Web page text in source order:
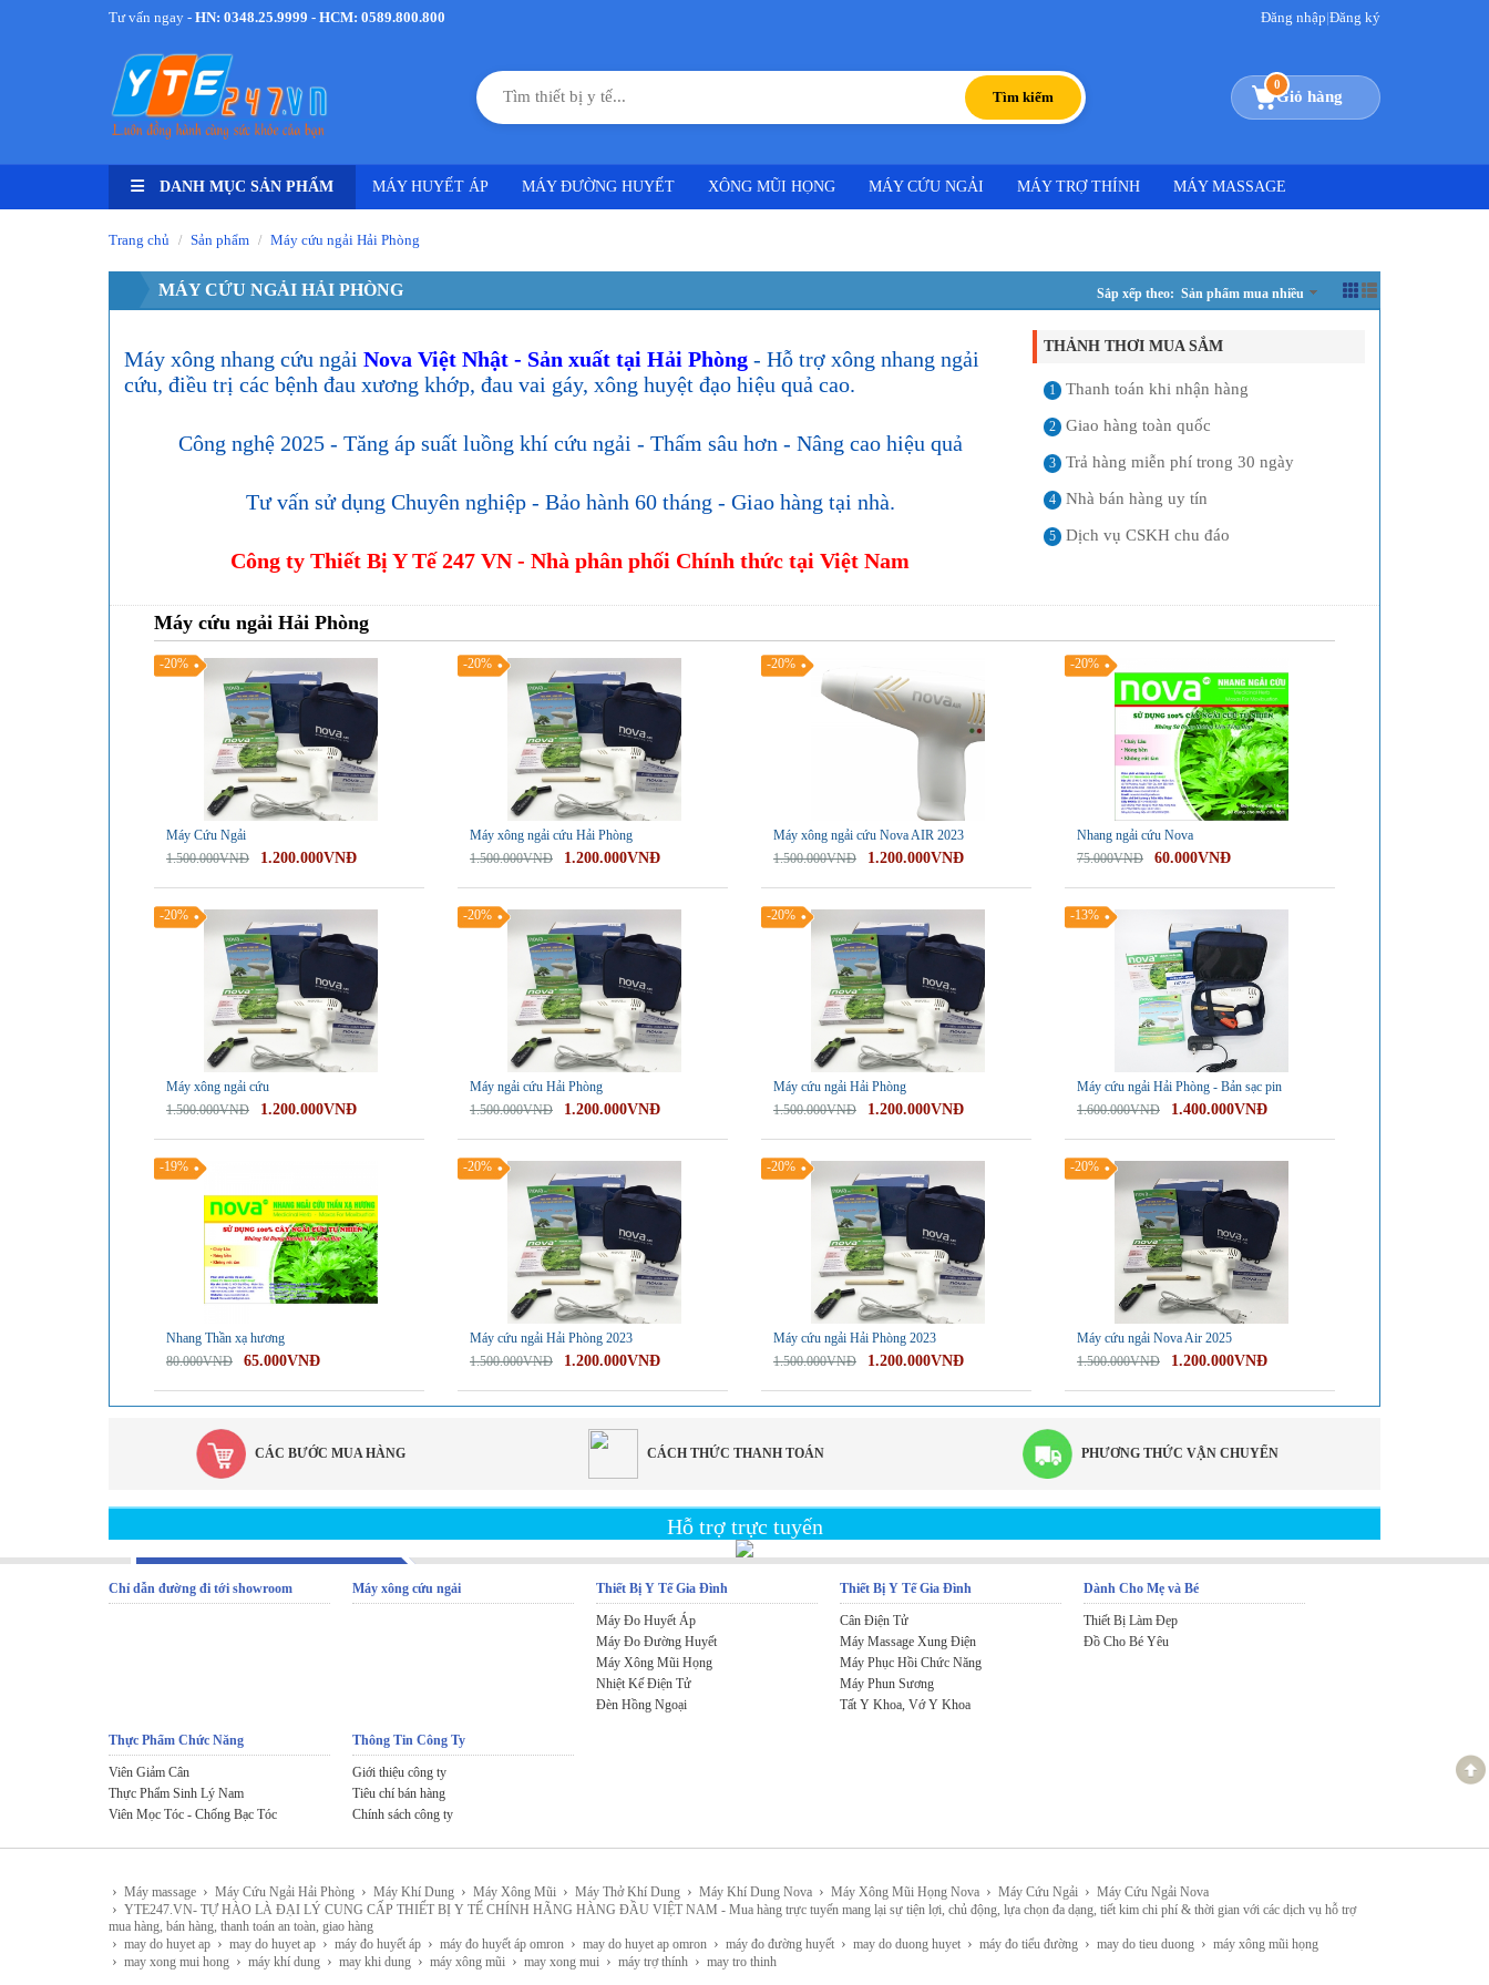
Tư vấn ngay - HN: 0348.25.9999 - HCM: 0589.800.800 Đăng nhập|Đăng ký
Tìm kiếm
0
Giỏ hàng
DANH MỤC SẢN PHẨM MÁY HUYẾT ÁP MÁY ĐƯỜNG HUYẾT XÔNG MŨI HỌNG MÁY CỨU NGẢI MÁY TRỢ THÍNH MÁY MASSAGE
Trang chủ / Sản phẩm / Máy cứu ngải Hải Phòng
MÁY CỨU NGẢI HẢI PHÒNG Sắp xếp theo: Sản phẩm mua nhiều
Máy xông nhang cứu ngải Nova Việt Nhật - Sản xuất tại Hải Phòng - Hỗ trợ xông nhang ngải
cứu, điều trị các bệnh đau xương khớp, đau vai gáy, xông huyệt đạo hiệu quả cao.
Công nghệ 2025 - Tăng áp suất luồng khí cứu ngải - Thấm sâu hơn - Nâng cao hiệu quả
Tư vấn sử dụng Chuyên nghiệp - Bảo hành 60 tháng - Giao hàng tại nhà.
Công ty Thiết Bị Y Tế 247 VN - Nhà phân phối Chính thức tại Việt Nam
THẢNH THƠI MUA SẮM
1 Thanh toán khi nhận hàng
2 Giao hàng toàn quốc
3 Trả hàng miễn phí trong 30 ngày
4 Nhà bán hàng uy tín
5 Dịch vụ CSKH chu đáo
Máy cứu ngải Hải Phòng
Máy Cứu Ngải
1.500.000VNĐ
1.200.000VNĐ
-20%
Máy xông ngải cứu Hải Phòng
1.500.000VNĐ
1.200.000VNĐ
-20%
Máy xông ngải cứu Nova AIR 2023
1.500.000VNĐ
1.200.000VNĐ
-20%
Nhang ngải cứu Nova
75.000VNĐ
60.000VNĐ
-20%
Máy xông ngải cứu
1.500.000VNĐ
1.200.000VNĐ
-20%
Máy ngải cứu Hải Phòng
1.500.000VNĐ
1.200.000VNĐ
-20%
Máy cứu ngải Hải Phòng
1.500.000VNĐ
1.200.000VNĐ
-20%
Máy cứu ngải Hải Phòng - Bản sạc pin
1.600.000VNĐ
1.400.000VNĐ
-13%
Nhang Thần xạ hương
80.000VNĐ
65.000VNĐ
-19%
Máy cứu ngải Hải Phòng 2023
1.500.000VNĐ
1.200.000VNĐ
-20%
Máy cứu ngải Hải Phòng 2023
1.500.000VNĐ
1.200.000VNĐ
-20%
Máy cứu ngải Nova Air 2025
1.500.000VNĐ
1.200.000VNĐ
-20%
CÁC BƯỚC MUA HÀNG CÁCH THỨC THANH TOÁN PHƯƠNG THỨC VẬN CHUYỂN
Hỗ trợ trực tuyến
Chỉ dẫn đường đi tới showroom Máy xông cứu ngải Thiết Bị Y Tế Gia Đình
Máy Đo Huyết Áp
Máy Đo Đường Huyết
Máy Xông Mũi Họng
Nhiệt Kế Điện Tử
Đèn Hồng Ngoại
Thiết Bị Y Tế Gia Đình
Cân Điện Tử
Máy Massage Xung Điện
Máy Phục Hồi Chức Năng
Máy Phun Sương
Tất Y Khoa, Vớ Y Khoa
Dành Cho Mẹ và Bé
Thiết Bị Làm Đẹp
Đồ Cho Bé Yêu
Thực Phẩm Chức Năng
Viên Giảm Cân
Thực Phẩm Sinh Lý Nam
Viên Mọc Tóc - Chống Bạc Tóc
Thông Tin Công Ty
Giới thiệu công ty
Tiêu chí bán hàng
Chính sách công ty
› Máy massage › Máy Cứu Ngải Hải Phòng › Máy Khí Dung › Máy Xông Mũi › Máy Thở Khí Dung › Máy Khí Dung Nova › Máy Xông Mũi Họng Nova › Máy Cứu Ngải › Máy Cứu Ngải Nova
› YTE247.VN- TỰ HÀO LÀ ĐẠI LÝ CUNG CẤP THIẾT BỊ Y TẾ CHÍNH HÃNG HÀNG ĐẦU VIỆT NAM - Mua hàng trực tuyến mang lại sự tiện lợi, chủ động, lựa chọn đa dạng, tiết kim chi phí & thời gian với các dịch vụ hỗ trợ
mua hàng, bán hàng, thanh toán an toàn, giao hàng
› may do huyet ap › may do huyet ap › máy đo huyết áp › máy đo huyết áp omron › may do huyet ap omron › máy đo đường huyết › may do duong huyet › máy đo tiểu đường › may do tieu duong › máy xông mũi họng
› may xong mui hong › máy khí dung › may khi dung › máy xông mũi › may xong mui › máy trợ thính › may tro thinh